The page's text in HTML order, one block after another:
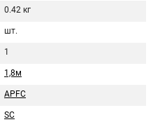
0.42 кг
шт.
1
1,8м
APFC
SC